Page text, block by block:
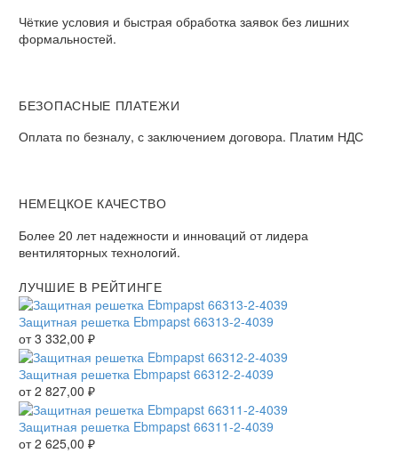
Чёткие условия и быстрая обработка заявок без лишних
формальностей.
БЕЗОПАСНЫЕ ПЛАТЕЖИ
Оплата по безналу, с заключением договора. Платим НДС
НЕМЕЦКОЕ КАЧЕСТВО
Более 20 лет надежности и инноваций от лидера
вентиляторных технологий.
ЛУЧШИЕ В РЕЙТИНГЕ
Защитная решетка Ebmpapst 66313-2-4039
от3 332,00 ₽
Защитная решетка Ebmpapst 66312-2-4039
от2 827,00 ₽
Защитная решетка Ebmpapst 66311-2-4039
от2 625,00 ₽